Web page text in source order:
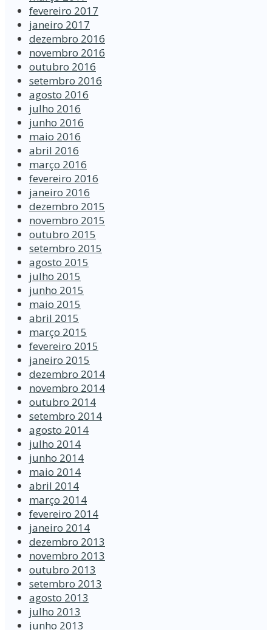
fevereiro 2017
janeiro 2017
dezembro 2016
novembro 2016
outubro 2016
setembro 2016
agosto 2016
julho 2016
junho 2016
maio 2016
abril 2016
março 2016
fevereiro 2016
janeiro 2016
dezembro 2015
novembro 2015
outubro 2015
setembro 2015
agosto 2015
julho 2015
junho 2015
maio 2015
abril 2015
março 2015
fevereiro 2015
janeiro 2015
dezembro 2014
novembro 2014
outubro 2014
setembro 2014
agosto 2014
julho 2014
junho 2014
maio 2014
abril 2014
março 2014
fevereiro 2014
janeiro 2014
dezembro 2013
novembro 2013
outubro 2013
setembro 2013
agosto 2013
julho 2013
junho 2013